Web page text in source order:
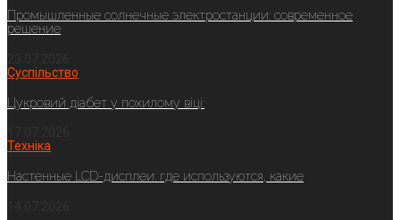
Промышленные солнечные электростанции: современное
решение
Суспільство
Цукровий діабет у похилому віці:
Техніка
Настенные LCD-дисплеи: где используются, какие